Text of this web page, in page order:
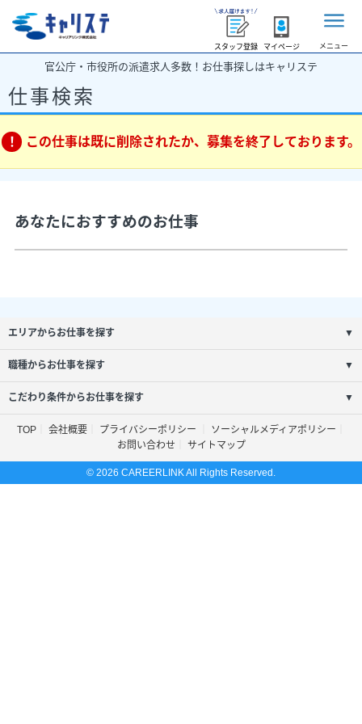
スタッフ登録 マイページ メニュー
官公庁・市役所の派遣求人多数！お仕事探しはキャリステ
仕事検索
この仕事は既に削除されたか、募集を終了しております。
あなたにおすすめのお仕事
エリアからお仕事を探す ▼
職種からお仕事を探す ▼
こだわり条件からお仕事を探す ▼
TOP 会社概要 プライバシーポリシー
ソーシャルメディアポリシー
お問い合わせ
サイトマップ
© 2026 CAREERLINK All Rights Reserved.